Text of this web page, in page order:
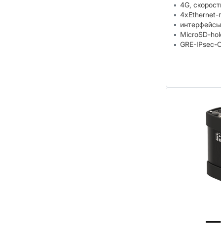
4G,
4xEthernet-
MicroSD-
GRE-IPsec-